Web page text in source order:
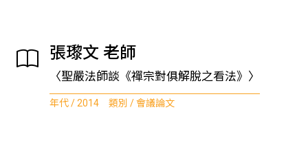
張瓈文 老師
〈聖嚴法師談《禪宗對俱解脫之看法》〉
年代 / 2014 類別 / 會議論文